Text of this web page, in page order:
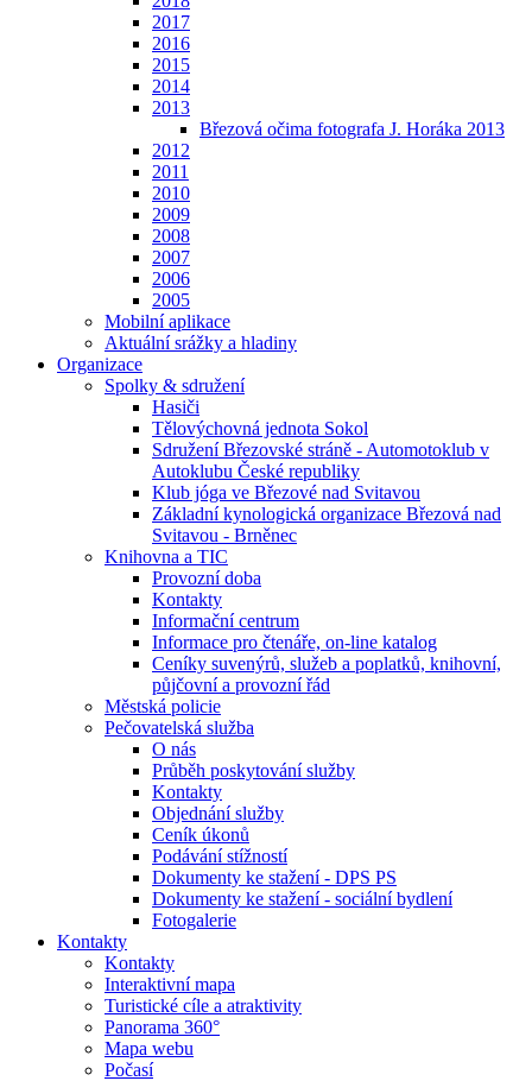
2017
2016
2015
2014
2013
Březová očima fotografa J. Horáka 2013
2012
2011
2010
2009
2008
2007
2006
2005
Mobilní aplikace
Aktuální srážky a hladiny
Organizace
Spolky & sdružení
Hasiči
Tělovýchovná jednota Sokol
Sdružení Březovské stráně - Automotoklub v
Autoklubu České republiky
Klub jóga ve Březové nad Svitavou
Základní kynologická organizace Březová nad
Svitavou - Brněnec
Knihovna a TIC
Provozní doba
Kontakty
Informační centrum
Informace pro čtenáře, on-line katalog
Ceníky suvenýrů, služeb a poplatků, knihovní,
půjčovní a provozní řád
Městská policie
Pečovatelská služba
O nás
Průběh poskytování služby
Kontakty
Objednání služby
Ceník úkonů
Podávání stížností
Dokumenty ke stažení - DPS PS
Dokumenty ke stažení - sociální bydlení
Fotogalerie
Kontakty
Kontakty
Interaktivní mapa
Turistické cíle a atraktivity
Panorama 360°
Mapa webu
Počasí